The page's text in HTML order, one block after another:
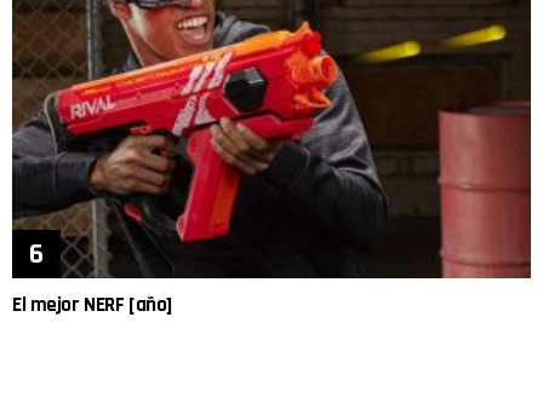
El mejor NERF [año]